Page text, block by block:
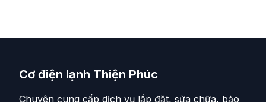
Cơ điện lạnh Thiện Phúc
Chuyên cung cấp dịch vụ lắp đặt, sửa chữa, bảo